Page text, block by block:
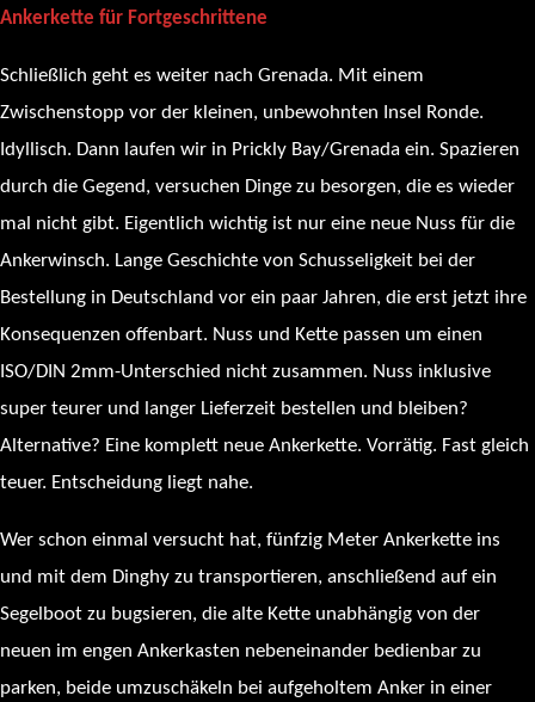
Ankerkette für Fortgeschrittene
Schließlich geht es weiter nach Grenada. Mit einem
Zwischenstopp vor der kleinen, unbewohnten Insel Ronde.
Idyllisch. Dann laufen wir in Prickly Bay/Grenada ein. Spazieren
durch die Gegend, versuchen Dinge zu besorgen, die es wieder
mal nicht gibt. Eigentlich wichtig ist nur eine neue Nuss für die
Ankerwinsch. Lange Geschichte von Schusseligkeit bei der
Bestellung in Deutschland vor ein paar Jahren, die erst jetzt ihre
Konsequenzen offenbart. Nuss und Kette passen um einen
ISO/DIN 2mm-Unterschied nicht zusammen. Nuss inklusive
super teurer und langer Lieferzeit bestellen und bleiben?
Alternative? Eine komplett neue Ankerkette. Vorrätig. Fast gleich
teuer. Entscheidung liegt nahe.
Wer schon einmal versucht hat, fünfzig Meter Ankerkette ins
und mit dem Dinghy zu transportieren, anschließend auf ein
Segelboot zu bugsieren, die alte Kette unabhängig von der
neuen im engen Ankerkasten nebeneinander bedienbar zu
parken, beide umzuschäkeln bei aufgeholtem Anker in einer